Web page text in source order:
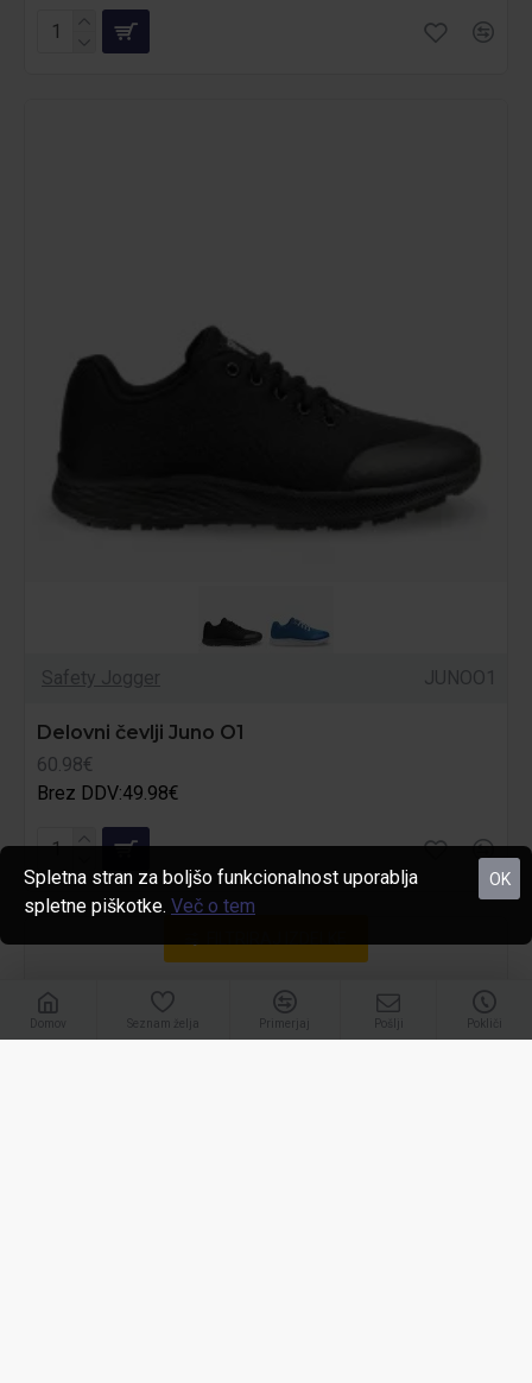
Safety Jogger JUNOO1
Delovni čevlji Juno O1
60.98€
Brez DDV:49.98€
Domov Seznam želja Primerjaj Pokliči
OK
Spletna stran za boljšo funkcionalnost uporablja
spletne piškotke. Več o tem